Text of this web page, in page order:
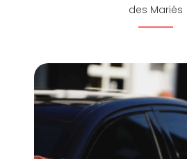
des Mariés